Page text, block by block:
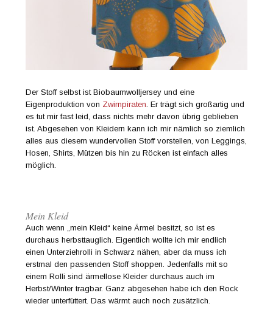
Der Stoff selbst ist Biobaumwolljersey und eine
Eigenproduktion von Zwirnpiraten . Er trägt sich großartig und
es tut mir fast leid, dass nichts mehr davon übrig geblieben
ist. Abgesehen von Kleidern kann ich mir nämlich so ziemlich
alles aus diesem wundervollen Stoff vorstellen, von Leggings,
Hosen, Shirts, Mützen bis hin zu Röcken ist einfach alles
möglich.
Mein Kleid
Auch wenn „mein Kleid“ keine Ärmel besitzt, so ist es
durchaus herbsttauglich. Eigentlich wollte ich mir endlich
einen Unterziehrolli in Schwarz nähen, aber da muss ich
erstmal den passenden Stoff shoppen. Jedenfalls mit so
einem Rolli sind ärmellose Kleider durchaus auch im
Herbst/Winter tragbar. Ganz abgesehen habe ich den Rock
wieder unterfüttert. Das wärmt auch noch zusätzlich.